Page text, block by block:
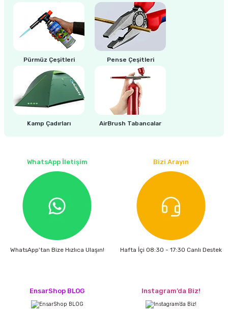
Pürmüz Çeşitleri Pense Çeşitleri
Kamp Çadırları AirBrush Tabancalar
WhatsApp İletişim
WhatsApp'tan Bize Hızlıca Ulaşın!
Bizi Arayın
Hafta İçi 08:30 - 17:30 Canlı Destek
EnsarShop BLOG Instagram’da Biz!